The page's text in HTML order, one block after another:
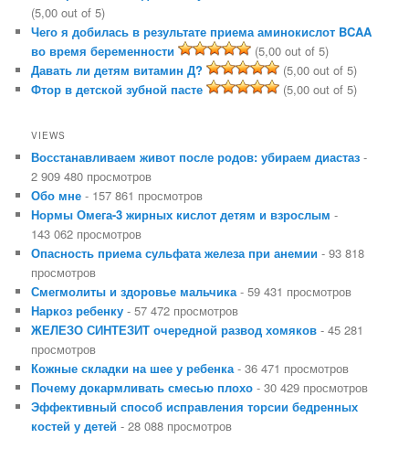
(5,00 out of 5)
Чего я добилась в результате приема аминокислот BCAA
во время беременности
(5,00 out of 5)
Давать ли детям витамин Д?
(5,00 out of 5)
Фтор в детской зубной пасте
(5,00 out of 5)
VIEWS
Восстанавливаем живот после родов: убираем диастаз -
2 909 480 просмотров
Обо мне - 157 861 просмотров
Нормы Омега-3 жирных кислот детям и взрослым -
143 062 просмотров
Опасность приема сульфата железа при анемии - 93 818
просмотров
Смегмолиты и здоровье мальчика - 59 431 просмотров
Наркоз ребенку - 57 472 просмотров
ЖЕЛЕЗО СИНТЕЗИТ очередной развод хомяков - 45 281
просмотров
Кожные складки на шее у ребенка - 36 471 просмотров
Почему докармливать смесью плохо - 30 429 просмотров
Эффективный способ исправления торсии бедренных
костей у детей - 28 088 просмотров